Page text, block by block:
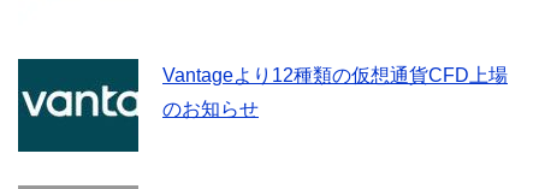
Vantageより12種類の仮想通貨CFD上場
のお知らせ